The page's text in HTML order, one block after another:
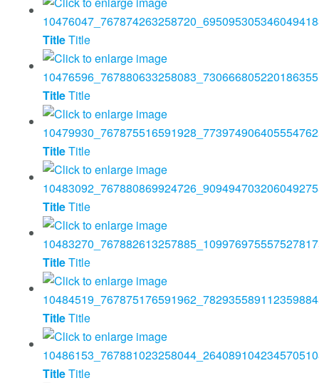
TitleTitle
TitleTitle
TitleTitle
TitleTitle
TitleTitle
TitleTitle
TitleTitle